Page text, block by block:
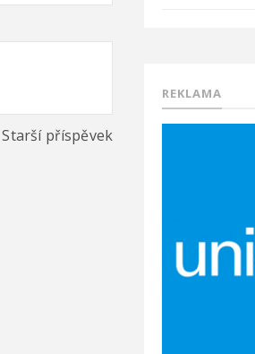
Starší příspěvek
REKLAMA